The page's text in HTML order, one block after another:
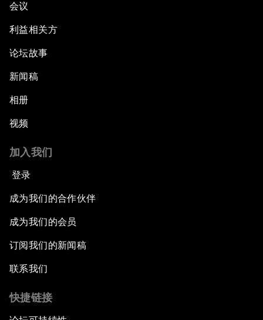
会议
利益相关方
论坛故事
新闻稿
相册
视频
加入我们
登录
成为我们的合作伙伴
成为我们的会员
订阅我们的新闻稿
联系我们
快捷链接